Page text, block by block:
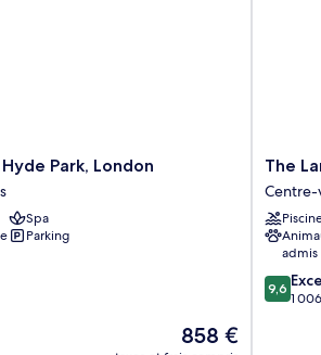
Park, London
Spa
Parking
Le
nouveau
858 €
The
London
Centre-
ville
Londres
The
Centre-
admis
9.6
sur
9,6
1